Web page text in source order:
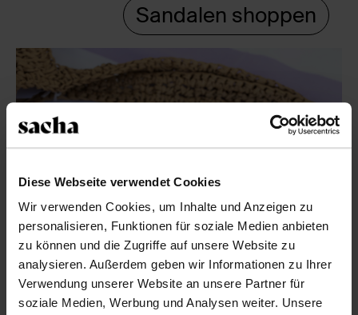
Diese Webseite verwendet Cookies
Wir verwenden Cookies, um Inhalte und Anzeigen zu
personalisieren, Funktionen für soziale Medien anbieten
zu können und die Zugriffe auf unsere Website zu
analysieren. Außerdem geben wir Informationen zu Ihrer
Verwendung unserer Website an unsere Partner für
soziale Medien, Werbung und Analysen weiter. Unsere
Sandalen shoppen